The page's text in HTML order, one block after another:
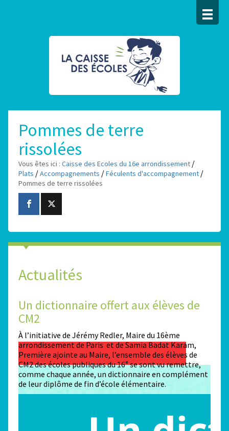
Pommes de terre
rissolées
Vous êtes ici : Caisse des Ecoles du 16e arrondissement /
Plats /Accompagnements /Féculents d'accompagnement /
Pommes de terre rissolées
Actualités
Un dictionnaire offert aux élèves de
CM2
À l’initiative de Jérémy Redler, Maire du 16ème
arrondissement de Paris et de Samia Badat Karam,
Première ajointe au Maire, l’ensemble des élèves de
CM2 des écoles publiques du 16ᵉ se sont vu remettre,
comme chaque année, un dictionnaire en complément
de leur diplôme de fin d’école élémentaire.